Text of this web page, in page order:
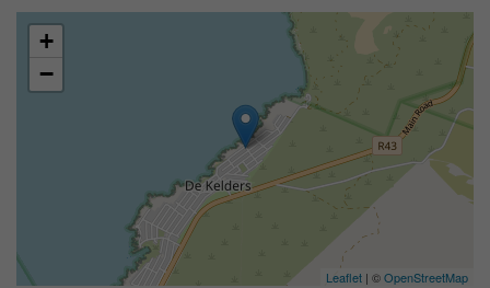
+
−
Leaflet | ©OpenStreetMap